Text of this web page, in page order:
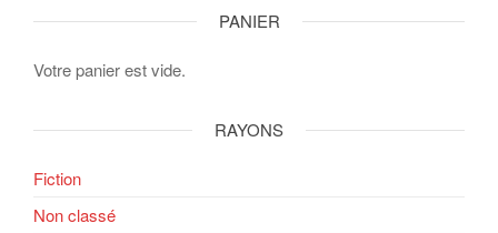
PANIER
Votre panier est vide.
RAYONS
Fiction
Non classé